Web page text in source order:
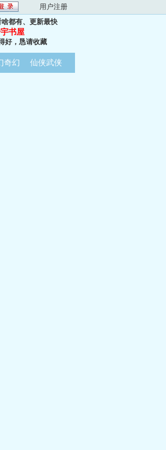
用户注册
都有、更新最快
书屋
好，恳请收藏
奇幻 仙侠武侠